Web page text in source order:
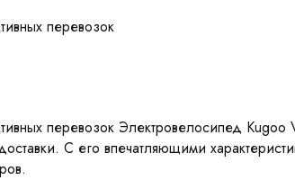
перевозок
перевозок Электровелосипед Kugoo
С его впечатляющими